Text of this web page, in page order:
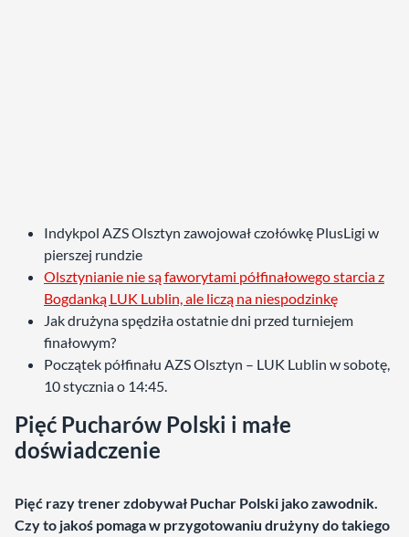
Indykpol AZS Olsztyn zawojował czołówkę PlusLigi w
pierszej rundzie
Olsztynianie nie są faworytami półfinałowego starcia z
Bogdanką LUK Lublin, ale liczą na niespodzinkę
Jak drużyna spędziła ostatnie dni przed turniejem
finałowym?
Początek półfinału AZS Olsztyn – LUK Lublin w sobotę,
10 stycznia o 14:45.
Pięć Pucharów Polski i małe
doświadczenie
Pięć razy trener zdobywał Puchar Polski jako zawodnik.
Czy to jakoś pomaga w przygotowaniu drużyny do takiego